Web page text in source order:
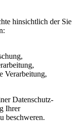
hinsichtlich der Sie
Verarbeitung,
Datenschutz-
Ihrer
beschweren.